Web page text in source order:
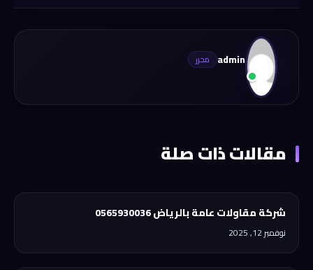
admin
مقالات ذات صلة
شركة مقاولات عامة بالرياض 0565930036
نوفمبر 12, 2025